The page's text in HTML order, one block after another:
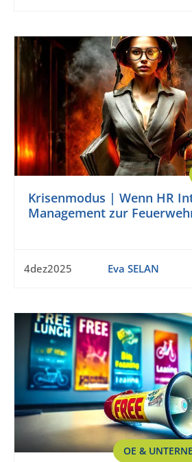
Krisenmodus | Wenn HR
Management zur
4dez2025 Eva SELAN
OE &